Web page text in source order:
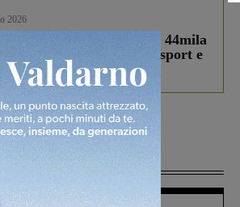
2026
Smart Cities, oltre 44mila
torna il bando per lo sport e
Estrair